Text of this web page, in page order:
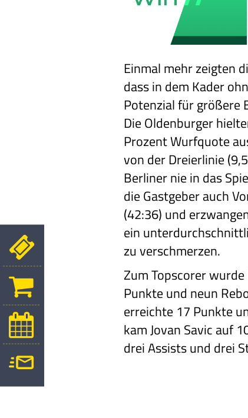
Einmal mehr zeigten
dass in dem Kader
Potenzial für größere
Die Oldenburger
Prozent Wurfquote
von der Dreierlinie
Berliner nie in das
die Gastgeber auch
(42:36) und
ein
zu verschmerzen.
Zum Topscorer
Punkte und neun
erreichte 17 Punkte
kam Jovan Savic auf
drei Assists und drei